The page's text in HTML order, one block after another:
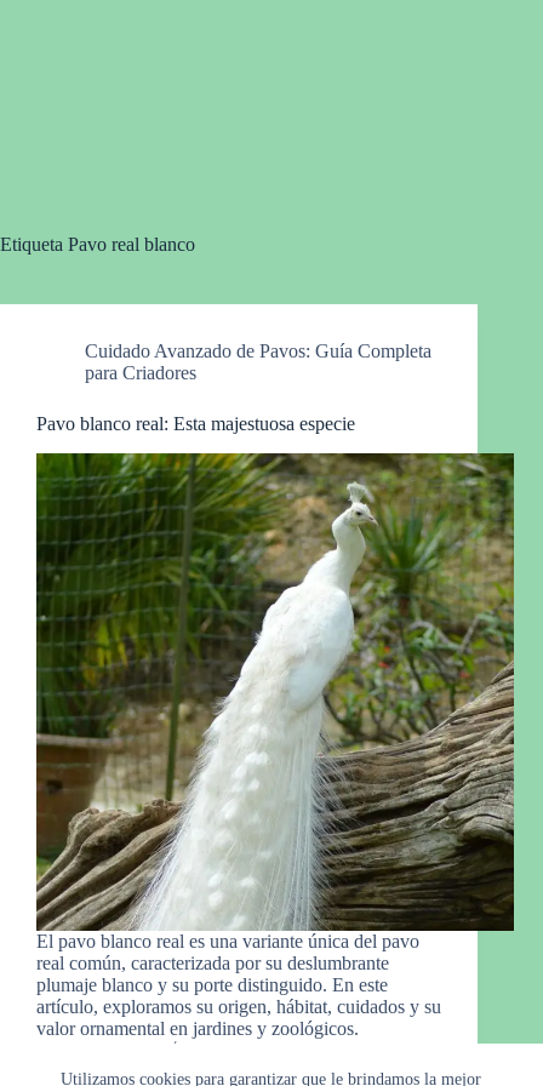
Utilizamos cookies para garantizar que le brindamos la mejor
Etiqueta Pavo real blanco
Cuidado Avanzado de Pavos: Guía Completa
para Criadores
Pavo blanco real: Esta majestuosa especie
El pavo blanco real es una variante única del pavo
real común, caracterizada por su deslumbrante
plumaje blanco y su porte distinguido. En este
artículo, exploramos su origen, hábitat, cuidados y su
valor ornamental en jardines y zoológicos.